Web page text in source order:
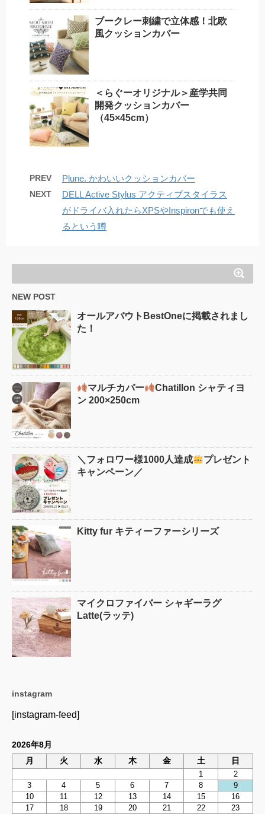
ブークレー刺繍で立体感！北欧
風クッションカバー
＜らぐーオリジナル＞産学共同
開発クッションカバー
（45×45cm）
PREV Plune. かわいいクッションカバー
NEXT
DELL Active Stylus アクティブスタイラス
がドライバ入れたらXPSやInspironでも使え
るという噂
NEW POST
オールアバウトBestOneに掲載されまし
た！
マルチカバー
Chatillon シャティヨ
ン 200×250cm
＼フォロワー様1000人達成
プレゼント
キャンペーン／
Kitty fur キティーファーシリーズ
マイクロファイバー シャギーラグ
Latte(ラッテ)
instagram
[instagram-feed]
2026年8月
月
火 水 木 金 土 日
1
2
3
4 5 6 7 8
9
10
11 12 13 14 15
16
17
18 19 20 21 22
23